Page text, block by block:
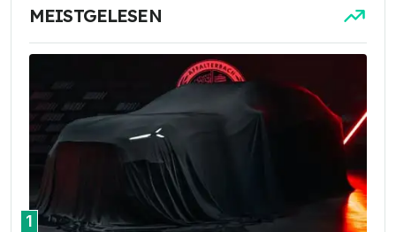
MEISTGELESEN
1